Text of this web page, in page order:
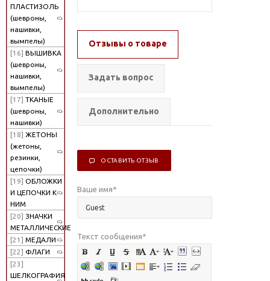
ПЛАСТИЗОЛЬ
(шевроны,
нашивки,
вымпелы)
[16] ВЫШИВКА
(шевроны,
нашивки,
вымпелы)
[17] ТКАНЫЕ
(шевроны,
нашивки)
[18] ЖЕТОНЫ
(жетоны,
резинки,
цепочки)
[19] ОБЛОЖКИ
И ЦЕПОЧКИ К
НИМ
[20] ЗНАЧКИ
МЕТАЛЛИЧЕСКИЕ
[21] МЕДАЛИ
[22] ФЛАГИ
[23]
ШЕЛКОГРАФИЯ
Отзывы о товаре
Задать вопрос
Дополнительно
ОСТАВИТЬ ОТЗЫВ
Ваше имя*
Текст сообщения*